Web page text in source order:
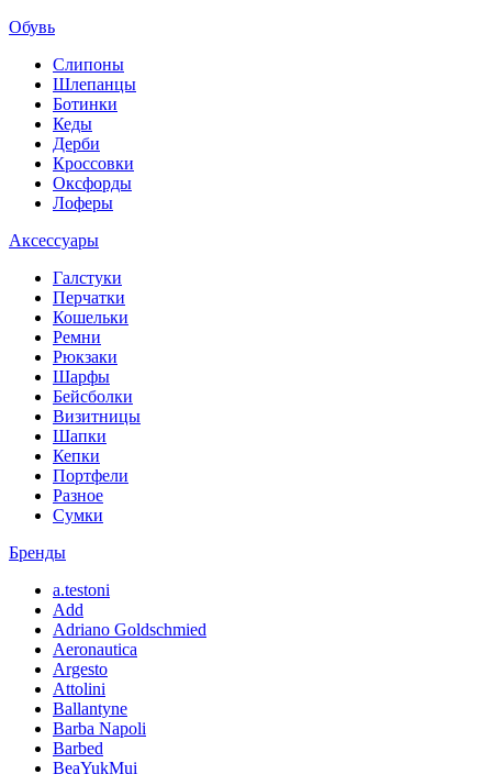
Обувь
Слипоны
Шлепанцы
Ботинки
Кеды
Дерби
Кроссовки
Оксфорды
Лоферы
Аксессуары
Галстуки
Перчатки
Кошельки
Ремни
Рюкзаки
Шарфы
Бейсболки
Визитницы
Шапки
Кепки
Портфели
Разное
Сумки
Бренды
a.testoni
Add
Adriano Goldschmied
Aeronautica
Argesto
Attolini
Ballantyne
Barba Napoli
Barbed
BeaYukMui